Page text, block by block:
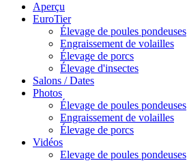
Aperçu
EuroTier
Élevage de poules pondeuses
Engraissement de volailles
Élevage de porcs
Élevage d'insectes
Salons / Dates
Photos
Élevage de poules pondeuses
Engraissement de volailles
Élevage de porcs
Vidéos
Elevage de poules pondeuses